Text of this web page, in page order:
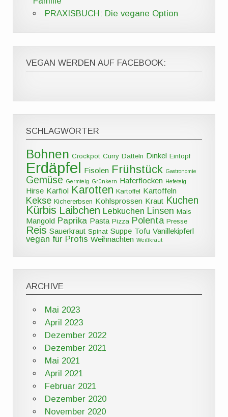
PRAXISBUCH: Die vegane Option
VEGAN WERDEN AUF FACEBOOK:
SCHLAGWÖRTER
Bohnen Crockpot Curry Datteln Dinkel Eintopf
Erdäpfel Fisolen Frühstück Gastronomie
Gemüse Germteig Grünkern Haferflocken Hefeteig
Hirse Karfiol Karotten Kartoffel Kartoffeln
Kekse Kichererbsen Kohlsprossen Kraut Kuchen
Kürbis Laibchen Lebkuchen Linsen Mais
Mangold Paprika Pasta Pizza Polenta Presse
Reis Sauerkraut Spinat Suppe Tofu Vanillekipferl
vegan für Profis Weihnachten Weißkraut
ARCHIVE
Mai 2023
April 2023
Dezember 2022
Dezember 2021
Mai 2021
April 2021
Februar 2021
Dezember 2020
November 2020